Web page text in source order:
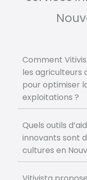
Comment
les agriculteurs
pour optimiser
exploitations ?
Quels outils
innovants sont
cultures en